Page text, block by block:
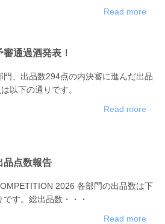
Read more
審通過酒発表！
門、出品数294点の内決審に進んだ出品
以下の通りです。
Read more
品点数報告
2026 各部門の出品数は下
です。総出品数・・・
Read more